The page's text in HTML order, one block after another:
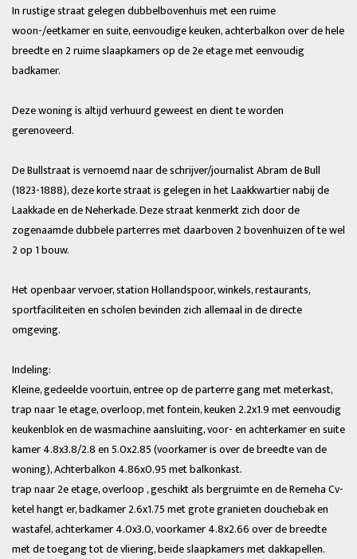
In rustige straat gelegen dubbelbovenhuis met een ruime
woon-/eetkamer en suite, eenvoudige keuken, achterbalkon over de hele
breedte en 2 ruime slaapkamers op de 2e etage met eenvoudig
badkamer.
Deze woning is altijd verhuurd geweest en dient te worden
gerenoveerd.
De Bullstraat is vernoemd naar de schrijver/journalist Abram de Bull
(1823-1888), deze korte straat is gelegen in het Laakkwartier nabij de
Laakkade en de Neherkade. Deze straat kenmerkt zich door de
zogenaamde dubbele parterres met daarboven 2 bovenhuizen of te wel
2 op 1 bouw.
Het openbaar vervoer, station Hollandspoor, winkels, restaurants,
sportfaciliteiten en scholen bevinden zich allemaal in de directe
omgeving.
Indeling:
Kleine, gedeelde voortuin, entree op de parterre gang met meterkast,
trap naar 1e etage, overloop, met fontein, keuken 2.2x1.9 met eenvoudig
keukenblok en de wasmachine aansluiting, voor- en achterkamer en suite
kamer 4.8x3.8/2.8 en 5.0x2.85 (voorkamer is over de breedte van de
woning), Achterbalkon 4.86x0.95 met balkonkast.
trap naar 2e etage, overloop , geschikt als bergruimte en de Remeha Cv-
ketel hangt er, badkamer 2.6x1.75 met grote granieten douchebak en
wastafel, achterkamer 4.0x3.0, voorkamer 4.8x2.66 over de breedte
met de toegang tot de vliering, beide slaapkamers met dakkapellen.